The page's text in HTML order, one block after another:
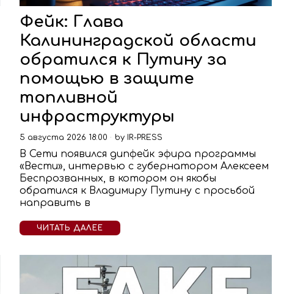
Фейк: Глава
Калининградской области
обратился к Путину за
помощью в защите
топливной
инфраструктуры
5 августа 2026 18:00 by IR-PRESS
В Сети появился дипфейк эфира программы
«Вести», интервью с губернатором Алексеем
Беспрозванных, в котором он якобы
обратился к Владимиру Путину с просьбой
направить в
ЧИТАТЬ ДАЛЕЕ